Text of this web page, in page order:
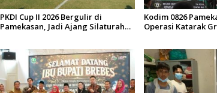
PKDI Cup II 2026 Bergulir di
Pamekasan, Jadi Ajang Silaturahmi
Kodim 0826
Operasi Katarak